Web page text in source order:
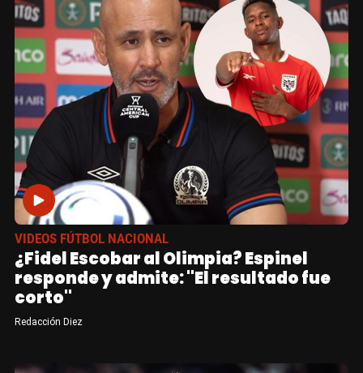
VIDEOS FÚTBOL NACIONAL
¿Fidel Escobar al Olimpia? Espinel
responde y admite: "El resultado fue
corto"
Redacción Diez